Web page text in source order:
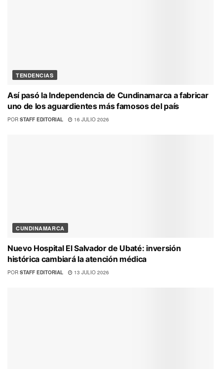
TENDENCIAS
Así pasó la Independencia de Cundinamarca a fabricar
uno de los aguardientes más famosos del país
POR STAFF EDITORIAL 16 JULIO 2026
CUNDINAMARCA
Nuevo Hospital El Salvador de Ubaté: inversión
histórica cambiará la atención médica
POR STAFF EDITORIAL 13 JULIO 2026